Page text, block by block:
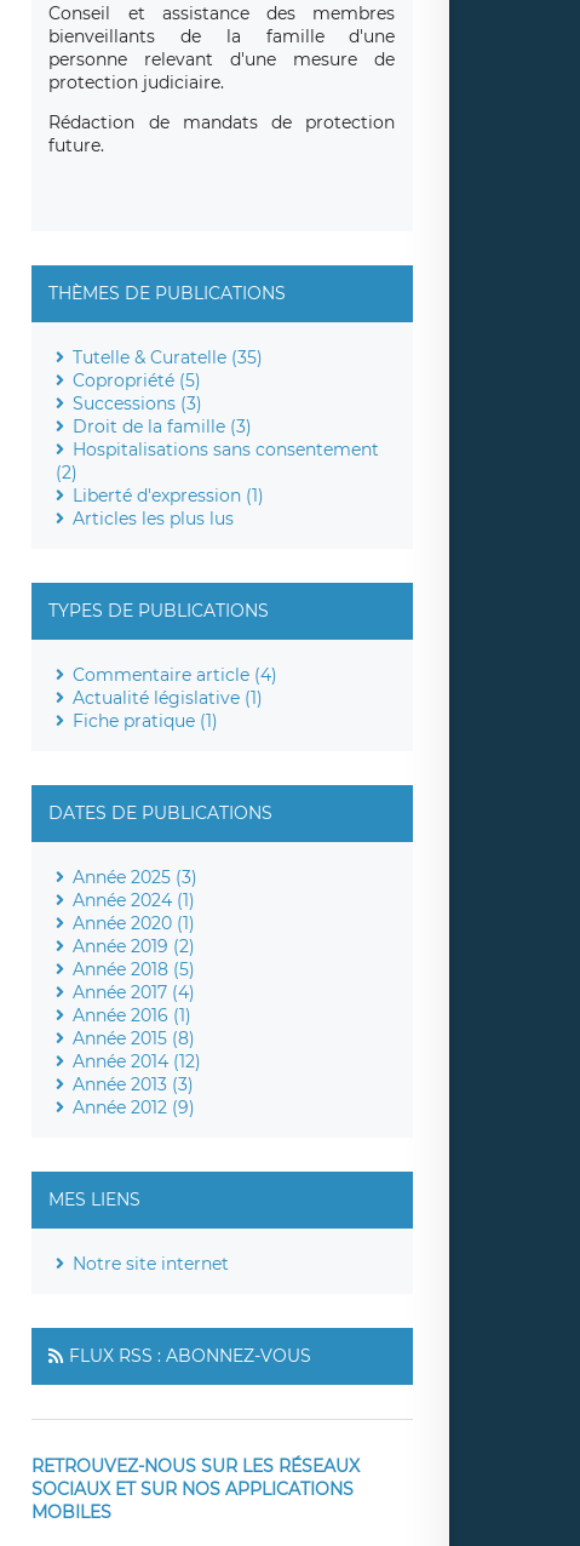
Conseil et assistance des membres
bienveillants de la famille d'une
personne relevant d'une mesure de
protection judiciaire.
Rédaction de mandats de protection
future.
THÈMES DE PUBLICATIONS
Tutelle & Curatelle (35)
Copropriété (5)
Successions (3)
Droit de la famille (3)
Hospitalisations sans consentement
(2)
Liberté d'expression (1)
Articles les plus lus
TYPES DE PUBLICATIONS
Commentaire article (4)
Actualité législative (1)
Fiche pratique (1)
DATES DE PUBLICATIONS
Année 2025 (3)
Année 2024 (1)
Année 2020 (1)
Année 2019 (2)
Année 2018 (5)
Année 2017 (4)
Année 2016 (1)
Année 2015 (8)
Année 2014 (12)
Année 2013 (3)
Année 2012 (9)
MES LIENS
Notre site internet
FLUX RSS : ABONNEZ-VOUS
RETROUVEZ-NOUS SUR LES RÉSEAUX
SOCIAUX ET SUR NOS APPLICATIONS
MOBILES